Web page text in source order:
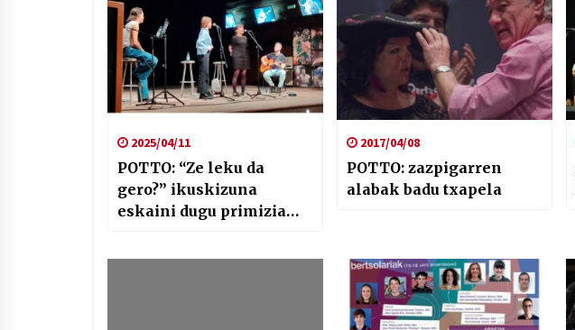
2025/04/11
POTTO: “Ze leku da
gero?” ikuskizuna
eskaini dugu primizia
2017/04/08
POTTO: zazpigarren
alabak badu txapela